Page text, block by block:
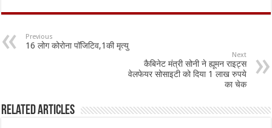
e
b
o
at
sA
p
ai
l
ar
Previous
16 लोग कोरोना पॉजिटिव,1की मृत्यु
Next
कैबिनेट मंत्री सोनी ने ह्यूमन राइट्स
वेलफेयर सोसाइटी को दिया 1 लाख रुपये
का चेक
Related Articles